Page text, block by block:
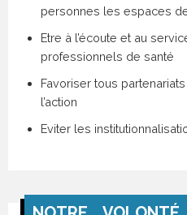
personnes les espaces
Etre à l’écoute et au
professionnels de santé
Favoriser tous
l’action
Eviter les